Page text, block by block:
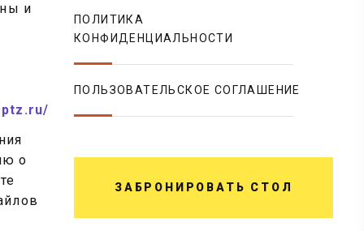
ПОЛИТИКА
КОНФИДЕНЦИАЛЬНОСТИ
ПОЛЬЗОВАТЕЛЬСКОЕ СОГЛАШЕНИЕ
ЗАБРОНИРОВАТЬ СТОЛ
и
о